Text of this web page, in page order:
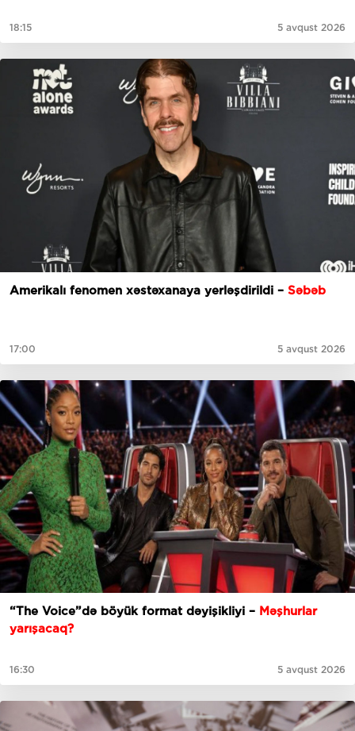
18:15 5 avqust 2026
Amerikalı fenomen xəstəxanaya yerləşdirildi – Səbəb
17:00 5 avqust 2026
“The Voice”də böyük format dəyişikliyi – Məşhurlar
yarışacaq?
16:30 5 avqust 2026